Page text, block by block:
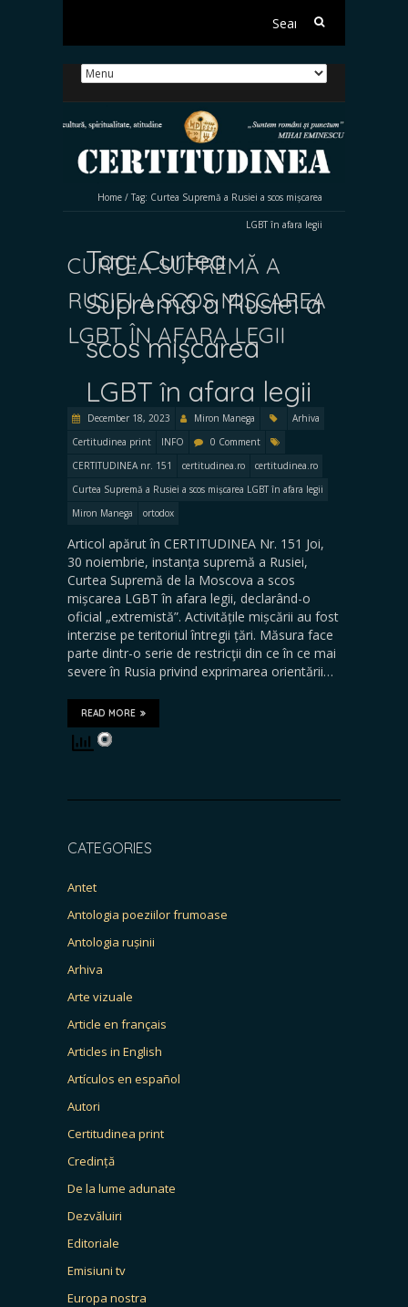
Search
Home / Tag: Curtea Supremă a Rusiei a scos mișcarea
LGBT în afara legii
Tag:Curtea
Supremă a Rusiei a
scos mișcarea
LGBT în afara legii
CURTEA SUPREMĂ A
RUSIEI A SCOS MIȘCAREA
LGBT ÎN AFARA LEGII
December 18, 2023 Miron Manega
Arhiva
Certitudinea print
INFO
0 Comment
CERTITUDINEA nr. 151
certitudinea.ro
certitudinea.ro
Curtea Supremă a Rusiei a scos mișcarea LGBT în afara legii
Miron Manega
ortodox
Articol apărut în CERTITUDINEA Nr. 151 Joi,
30 noiembrie, instanța supremă a Rusiei,
Curtea Supremă de la Moscova a scos
mișcarea LGBT în afara legii, declarând-o
oficial „extremistă”. Activitățile mișcării au fost
interzise pe teritoriul întregii țări. Măsura face
parte dintr-o serie de restricţii din ce în ce mai
severe în Rusia privind exprimarea orientării…
READ MORE
CATEGORIES
Antet
Antologia poeziilor frumoase
Antologia rușinii
Arhiva
Arte vizuale
Article en français
Articles in English
Artículos en español
Autori
Certitudinea print
Credință
De la lume adunate
Dezvăluiri
Editoriale
Emisiuni tv
Europa nostra